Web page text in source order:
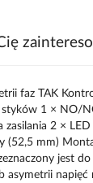
faz TAK
1 × NO/
2 ×
(52,5 mm)
jest do
napięć